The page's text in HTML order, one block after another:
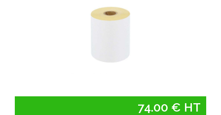
74.00 € HT